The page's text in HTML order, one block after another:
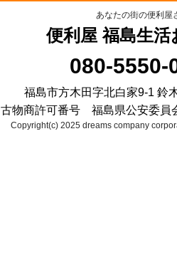
あなたの街の便利屋
便利屋 福島生活
080-5550-
福島市方木田字北白家9-1 鈴
古物商許可番号 福島県公安委員
Copyright(c) 2025 dreams company